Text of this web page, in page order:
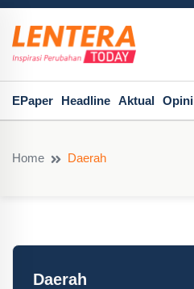
EPaper Headline Aktual Opini
Home Daerah
Daerah